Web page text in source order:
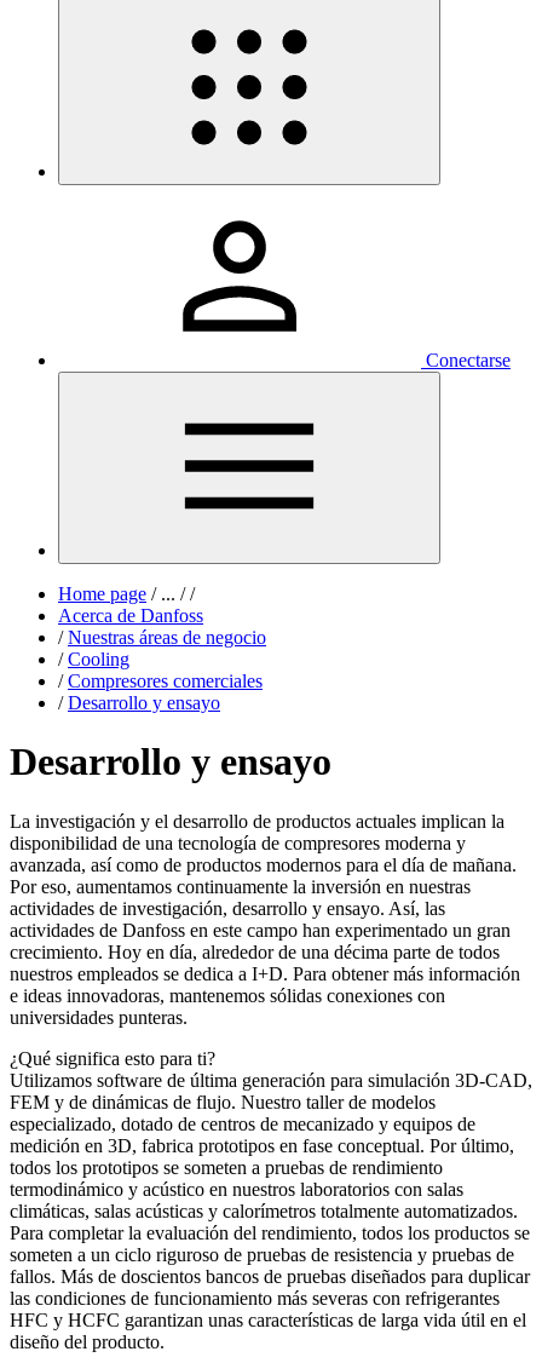
Conectarse
Home page /... / /
Acerca de Danfoss
/ Nuestras áreas de negocio
/ Cooling
/ Compresores comerciales
/ Desarrollo y ensayo
Desarrollo y ensayo
La investigación y el desarrollo de productos actuales implican la
disponibilidad de una tecnología de compresores moderna y
avanzada, así como de productos modernos para el día de mañana.
Por eso, aumentamos continuamente la inversión en nuestras
actividades de investigación, desarrollo y ensayo. Así, las
actividades de Danfoss en este campo han experimentado un gran
crecimiento. Hoy en día, alrededor de una décima parte de todos
nuestros empleados se dedica a I+D. Para obtener más información
e ideas innovadoras, mantenemos sólidas conexiones con
universidades punteras.
¿Qué significa esto para ti?
Utilizamos software de última generación para simulación 3D-CAD,
FEM y de dinámicas de flujo. Nuestro taller de modelos
especializado, dotado de centros de mecanizado y equipos de
medición en 3D, fabrica prototipos en fase conceptual. Por último,
todos los prototipos se someten a pruebas de rendimiento
termodinámico y acústico en nuestros laboratorios con salas
climáticas, salas acústicas y calorímetros totalmente automatizados.
Para completar la evaluación del rendimiento, todos los productos se
someten a un ciclo riguroso de pruebas de resistencia y pruebas de
fallos. Más de doscientos bancos de pruebas diseñados para duplicar
las condiciones de funcionamiento más severas con refrigerantes
HFC y HCFC garantizan unas características de larga vida útil en el
diseño del producto.